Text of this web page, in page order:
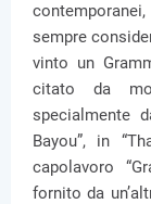
sempre
vinto un
citato da
specialmente
Bayou”, in
capolavoro
fornito da